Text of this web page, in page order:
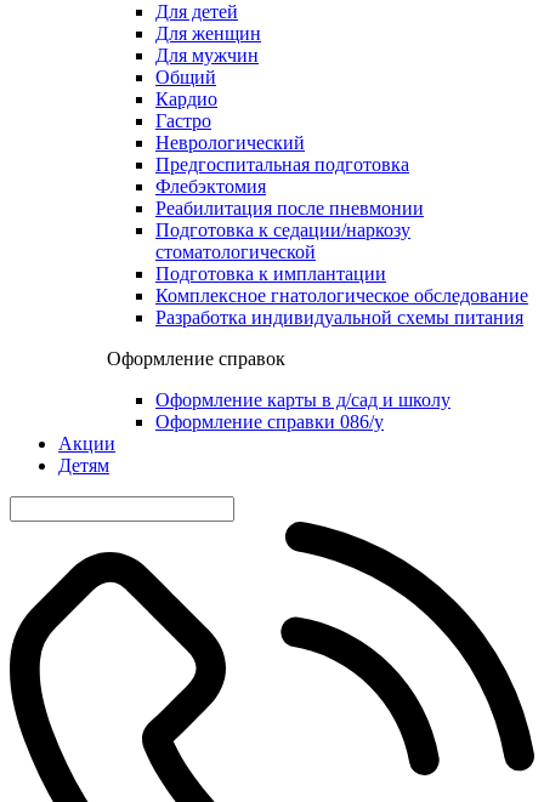
Для детей
Для женщин
Для мужчин
Общий
Кардио
Гастро
Неврологический
Предгоспитальная подготовка
Флебэктомия
Реабилитация после пневмонии
Подготовка к седации/наркозу
стоматологической
Подготовка к имплантации
Комплексное гнатологическое обследование
Разработка индивидуальной схемы питания
Оформление справок
Оформление карты в д/сад и школу
Оформление справки 086/у
Акции
Детям